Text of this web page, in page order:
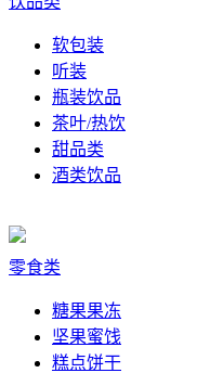
软包装
听装
瓶装饮品
茶叶/热饮
甜品类
酒类饮品
零食类
糖果果冻
坚果蜜饯
糕点饼干